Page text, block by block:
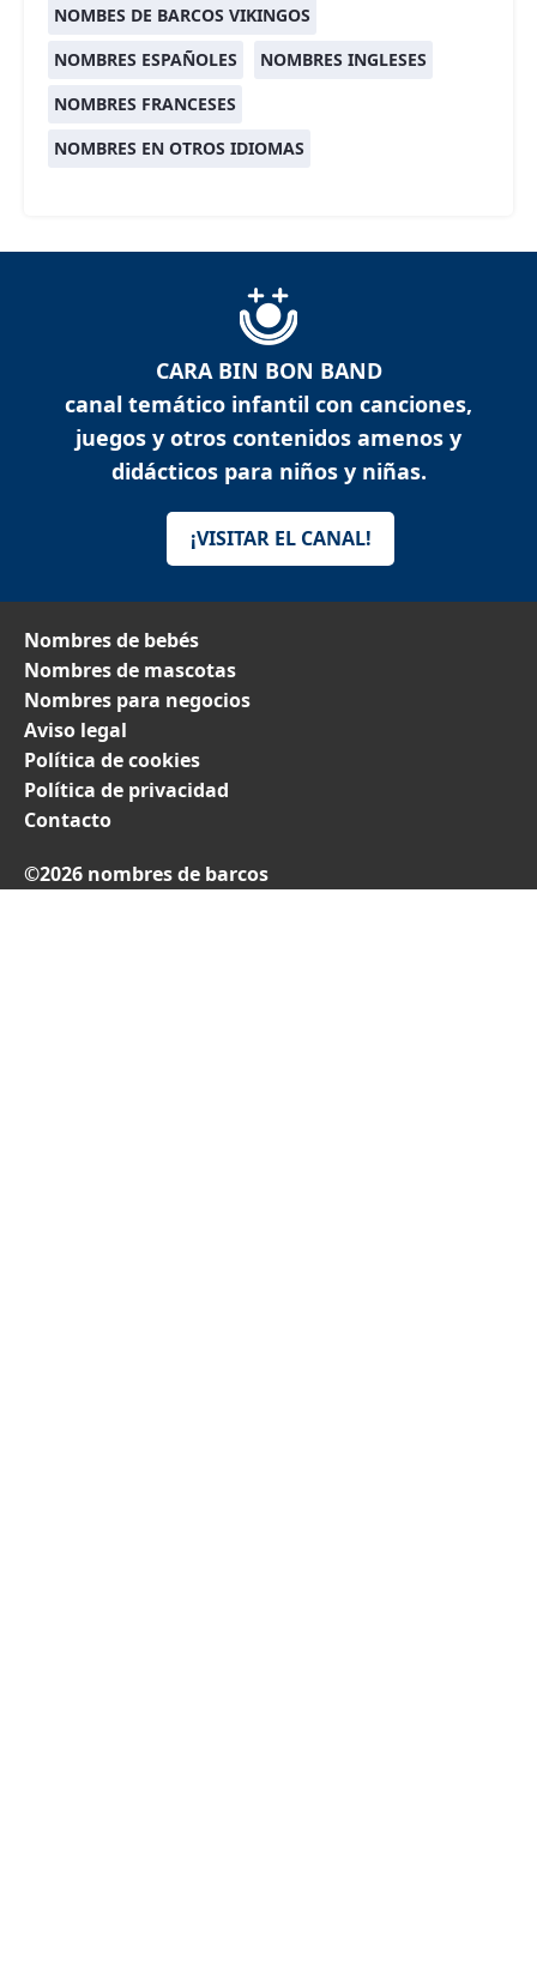
NOMBES DE BARCOS VIKINGOS
NOMBRES ESPAÑOLES
NOMBRES INGLESES
NOMBRES FRANCESES
NOMBRES EN OTROS IDIOMAS
CARA BIN BON BAND
canal temático infantil con canciones,
juegos y otros contenidos amenos y
didácticos para niños y niñas.
¡VISITAR EL CANAL!
Nombres de bebés
Nombres de mascotas
Nombres para negocios
Aviso legal
Política de cookies
Política de privacidad
Contacto
©2026 nombres de barcos